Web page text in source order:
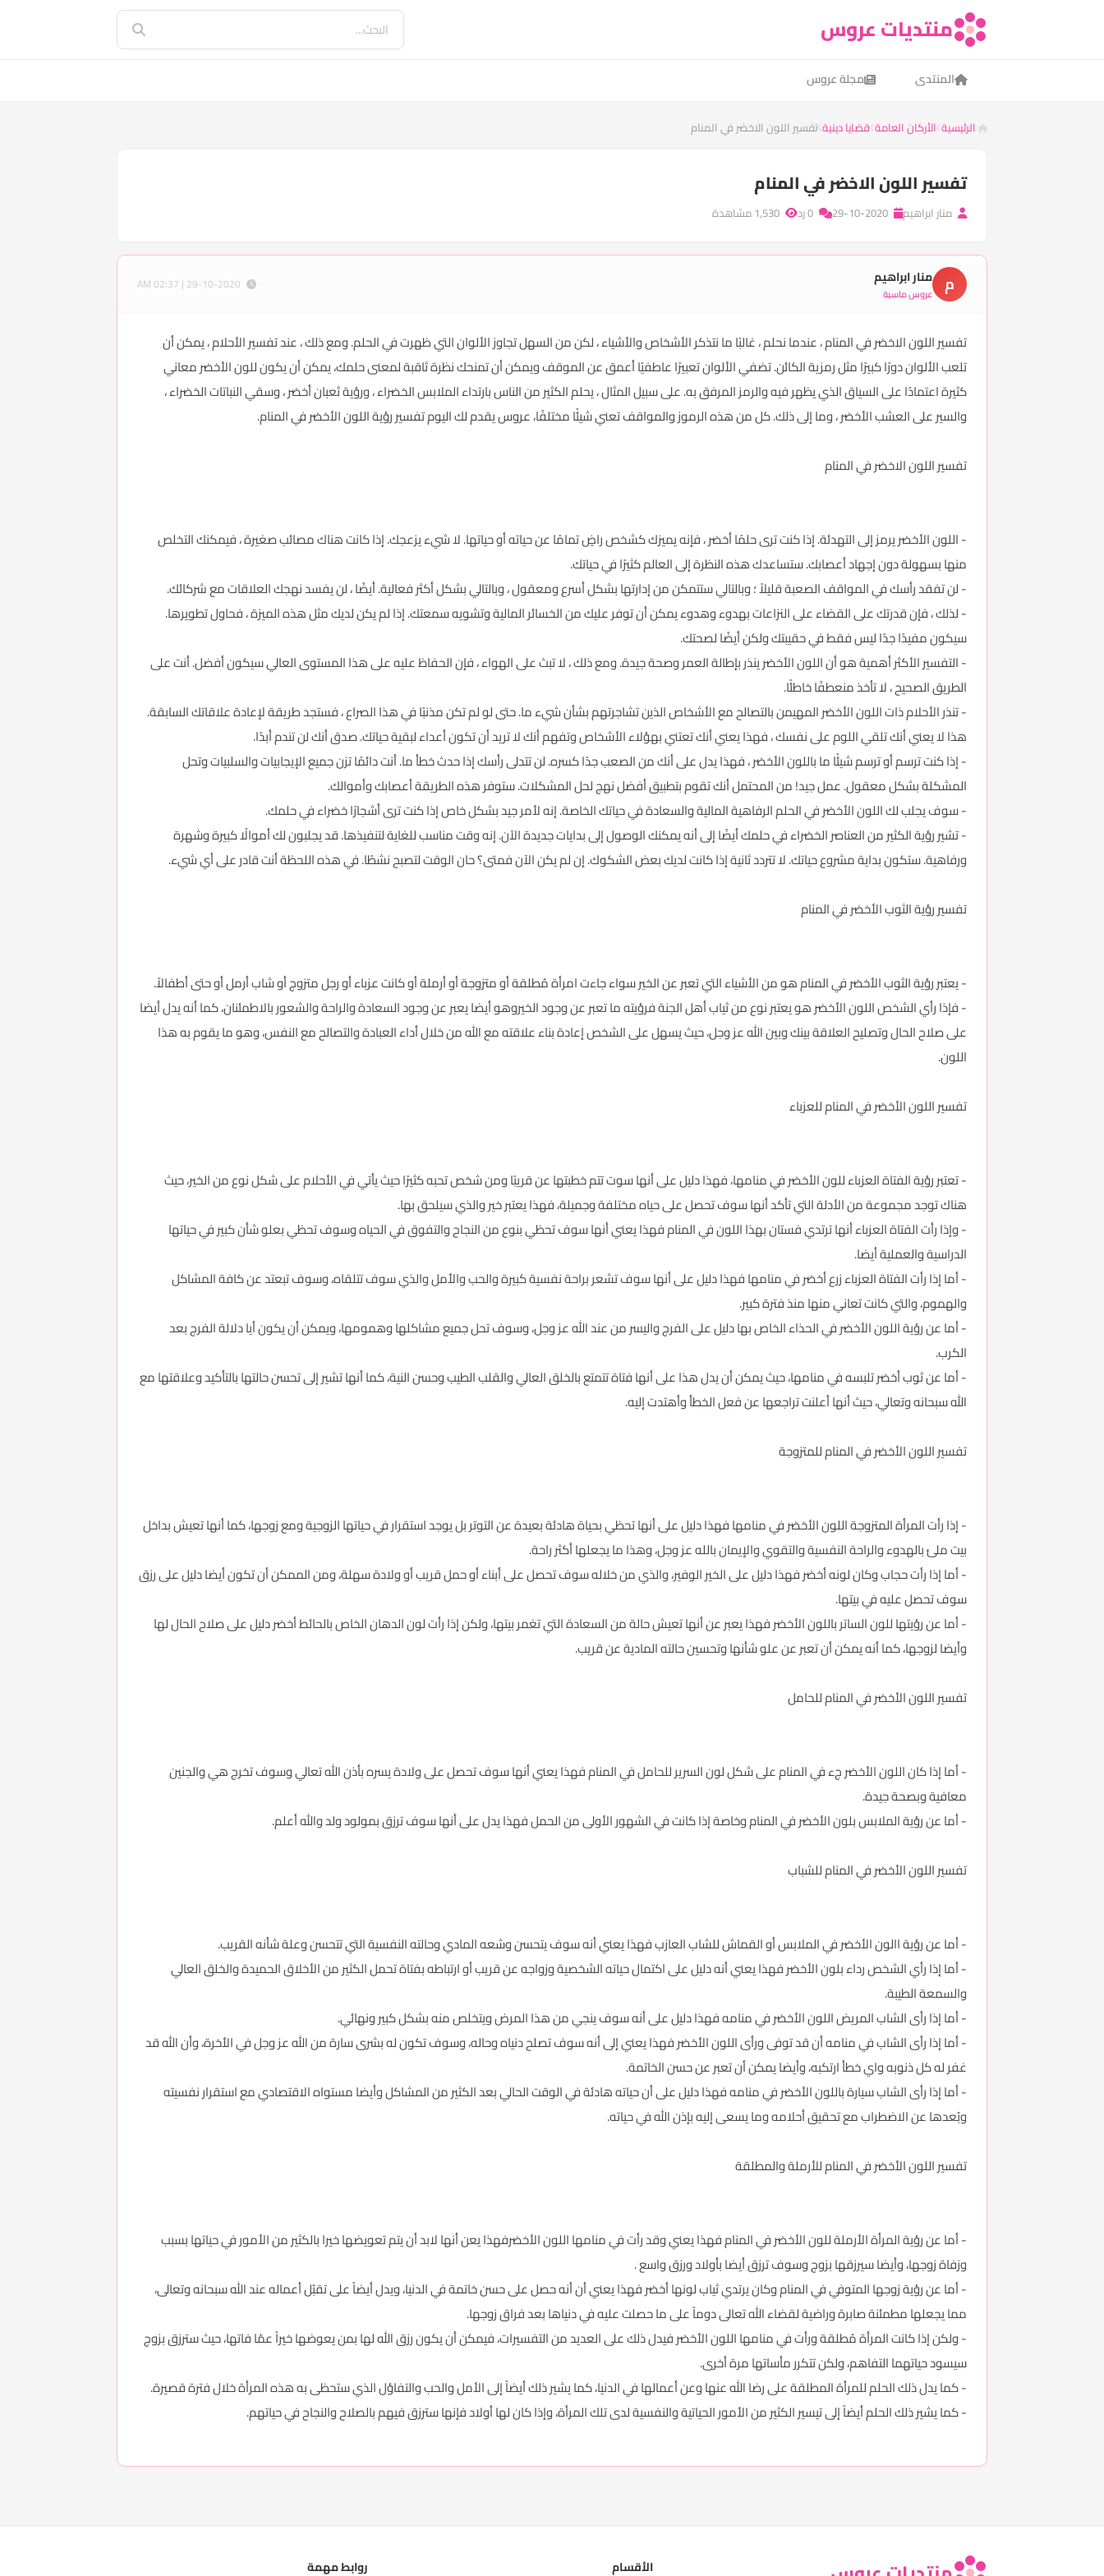
منتديات عروس
المنتدى مجلة عروس
الرئيسية الأركان العامة قضايا دينية تفسير اللون الاخضر في المنام
تفسير اللون الاخضر في المنام
منار ابراهيم
م منار ابراهيم
عروس ماسية
تفسير اللون الاخضر في المنام ، عندما نحلم ، غالبًا ما نتذكر الأشخاص والأشياء ، لكن من السهل تجاوز الألوان التي ظهرت في الحلم. ومع ذلك ، عند تفسير الأحلام ، يمكن أن
تلعب الألوان دورًا كبيرًا مثل رمزية الكائن. تضفي الألوان تعبيرًا عاطفيًا أعمق عن الموقف ويمكن أن تمنحك نظرة ثاقبة لمعنى حلمك، يمكن أن يكون للون الأخضر معاني
كثيرة اعتمادًا على السياق الذي يظهر فيه والرمز المرفق به. على سبيل المثال ، يحلم الكثير من الناس بارتداء الملابس الخضراء ، ورؤية ثعبان أخضر ، وسقي النباتات الخضراء ،
والسير على العشب الأخضر ، وما إلى ذلك. كل من هذه الرموز والمواقف تعني شيئًا مختلفًا، عروس يقدم لك اليوم تفسير رؤية اللون الأخضر في المنام.
تفسير اللون الاخضر في المنام
- اللون الأخضر يرمز إلى التهدئة. إذا كنت ترى حلمًا أخضر ، فإنه يميزك كشخص راضٍ تمامًا عن حياته أو حياتها. لا شيء يزعجك. إذا كانت هناك مصائب صغيرة ، فيمكنك التخلص
منها بسهولة دون إجهاد أعصابك. ستساعدك هذه النظرة إلى العالم كثيرًا في حياتك.
- لن تفقد رأسك في المواقف الصعبة قليلاً ؛ وبالتالي ستتمكن من إدارتها بشكل أسرع ومعقول ، وبالتالي بشكل أكثر فعالية. أيضًا ، لن يفسد نهجك العلاقات مع شركائك.
- لذلك ، فإن قدرتك على القضاء على النزاعات بهدوء وهدوء يمكن أن توفر عليك من الخسائر المالية وتشويه سمعتك. إذا لم يكن لديك مثل هذه الميزة ، فحاول تطويرها.
سيكون مفيدًا جدًا ليس فقط في حقيبتك ولكن أيضًا لصحتك.
- التفسير الأكثر أهمية هو أن اللون الأخضر ينذر بإطالة العمر وصحة جيدة. ومع ذلك ، لا تبث على الهواء ، فإن الحفاظ عليه على هذا المستوى العالي سيكون أفضل. أنت على
الطريق الصحيح ، لا تأخذ منعطفًا خاطئًا.
- تنذر الأحلام ذات اللون الأخضر المهيمن بالتصالح مع الأشخاص الذين تشاجرتهم بشأن شيء ما. حتى لو لم تكن مذنبًا في هذا الصراع ، فستجد طريقة لإعادة علاقاتك السابقة.
هذا لا يعني أنك تلقي اللوم على نفسك ، فهذا يعني أنك تعتني بهؤلاء الأشخاص وتفهم أنك لا تريد أن تكون أعداء لبقية حياتك. صدق أنك لن تندم أبدًا.
- إذا كنت ترسم أو ترسم شيئًا ما باللون الأخضر ، فهذا يدل على أنك من الصعب جدًا كسره. لن تتدلى رأسك إذا حدث خطأ ما. أنت دائمًا تزن جميع الإيجابيات والسلبيات وتحل
المشكلة بشكل معقول. عمل جيد! من المحتمل أنك تقوم بتطبيق أفضل نهج لحل المشكلات. ستوفر هذه الطريقة أعصابك وأموالك.
- سوف يجلب لك اللون الأخضر في الحلم الرفاهية المالية والسعادة في حياتك الخاصة. إنه لأمر جيد بشكل خاص إذا كنت ترى أشجارًا خضراء في حلمك.
- تشير رؤية الكثير من العناصر الخضراء في حلمك أيضًا إلى أنه يمكنك الوصول إلى بدايات جديدة الآن. إنه وقت مناسب للغاية لتنفيذها. قد يجلبون لك أموالًا كبيرة وشهرة
ورفاهية. ستكون بداية مشروع حياتك. لا تتردد ثانية إذا كانت لديك بعض الشكوك. إن لم يكن الآن فمتى؟ حان الوقت لتصبح نشطًا. في هذه اللحظة أنت قادر على أي شيء.
تفسير رؤية الثوب الأخضر في المنام
- يعتبر رؤية الثوب الأخضر في المنام هو من الأشياء التي تعبر عن الخير سواء جاءت امرأة مُطلقة أو متزوجة أو أرملة أو كانت عزباء أو رجل متزوج أو شاب أرمل أو حتى أطفالاً.
- فإذا رأي الشخص اللون الأخضر هو يعتبر نوع من ثياب أهل الجنة فرؤيته ما تعبر عن وجود الخيروهو أيضا يعبر عن وجود السعادة والراحة والشعور بالاطمئنان، كما أنه يدل أيضا
على صلاح الحال وتصليح العلاقة بينك وبين الله عز وجل، حيث يسهل على الشخص إعادة بناء علاقته مع الله من خلال أداء العبادة والتصالح مع النفس، وهو ما يقوم به هذا
اللون.
تفسير اللون الأخضر في المنام للعزباء
- تعتبر رؤية الفتاة العزباء للون الأخضر في منامها، فهذا دليل على أنها سوت تتم خطبتها عن قريبًا ومن شخص تحبه كثيرًا حيث يأتي في الأحلام على شكل نوع من الخير، حيث
هناك توجد مجموعة من الأدلة التي تأكد أنها سوف تحصل على حياه مختلفة وجميلة، فهذا يعتبر خير والذي سيلحق بها.
- وإذا رأت الفتاة العزباء أنها ترتدي فستان بهذا اللون في المنام فهذا يعني أنها سوف تحظي بنوع من النجاح والتفوق في الحياه وسوف تحظي بعلو شأن كبير في حياتها
الدراسية والعملية أيضا.
- أما إذا رأت الفتاة العزباء زرع أخضر في منامها فهذا دليل على أنها سوف تشعر براحة نفسية كبيرة والحب والأمل والذي سوف تتلقاه، وسوف تبعتد عن كافة المشاكل
والهموم، والتي كانت تعاني منها منذ فترة كبير.
- أما عن رؤية اللون الأخضر في الحذاء الخاص بها دليل على الفرج واليسر من عند الله عز وجل، وسوف تحل جميع مشاكلها وهمومها، ويمكن أن يكون أيا دلالة الفرج بعد
الكرب.
- أما عن ثوب أخضر تلبسه في منامها، حيث يمكن أن يدل هذا على أنها فتاة تتمتع بالخلق العالي والقلب الطيب وحسن النية، كما أنها تشير إلى تحسن حالتها بالتأكيد وعلاقتها مع
الله سبحانه وتعالي، حيث أنها أعلنت تراجعها عن فعل الخطأ وأهتدت إليه.
تفسير اللون الأخضر في المنام للمتزوجة
- إذا رأت المرأة المتزوجة اللون الأخضر في منامها فهذا دليل على أنها تحظي بحياة هادئة بعيدة عن التوتر بل يوجد استقرار في حياتها الزوجية ومع زوجها، كما أنها تعيش بداخل
بيت ملئ بالهدوء والراحة النفسية والتقوي والإيمان بالله عز وجل، وهذا ما يجعلها أكثر راحة.
- أما إذا رأت حجاب وكان لونه أخضر فهذا دليل على الخير الوفير، والذي من خلاله سوف تحصل على أبناء أو حمل قريب أو ولادة سهلة، ومن الممكن أن تكون أيضا دليل على رزق
سوف تحصل عليه في بيتها.
- أما عن رؤيتها للون الساتر باللون الأخضر فهذا يعبر عن أنها تعيش حالة من السعادة التي تغمر بيتها، ولكن إذا رأت لون الدهان الخاص بالحائط أخضر دليل على صلاح الحال لها
وأيضا لزوجها، كما أنه يمكن أن تعبر عن علو شأنها وتحسين حالته المادية عن قريب.
تفسير اللون الأخضر في المنام للحامل
- أما إذا كان اللون الأخضر جء في المنام على شكل لون السرير للحامل في المنام فهذا يعني أنها سوف تحصل على ولادة يسره بأذن الله تعالي وسوف تخرج هي والجنين
معافية وبصحة جيدة.
- أما عن رؤية الملابس بلون الأخضر في المنام وخاصة إذا كانت في الشهور الأولى من الحمل فهذا يدل على أنها سوف ترزق بمولود ولد والله أعلم.
تفسير اللون الأخضر في المنام للشباب
- أما عن رؤية االون الأخضر في الملابس أو القماش للشاب العازب فهذا يعني أنه سوف يتحسن وشعه المادي وحالته النفسية التي تتحسن وعلة شأنه القريب.
- أما إذا رأي الشخص رداء بلون الأخضر فهذا يعني أنه دليل على اكتمال حياته الشخصية وزواجه عن قريب أو ارتباطه بفتاة تحمل الكثير من الأخلاق الحميدة والخلق العالي
والسمعة الطيبة.
- أما إذا رأى الشاب المريض اللون الأخضر في منامه فهذا دليل على أنه سوف ينجي من هذا المرض ويتخلص منه بشكل كبير ونهائي.
- أما إذا رأى الشاب في منامه أن قد توفى ورأى اللون الأخضر فهذا يعني إلى أنه سوف تصلح دنياه وحاله، وسوف تكون له بشرى سارة من الله عز وجل في الأخرة، وأن الله قد
غفر له كل ذنوبه واي خطأ ارتكبه، وأيضا يمكن أن تعبر عن حسن الخاتمة.
- أما إذا رأى الشاب سيارة باللون الأخضر في منامه فهذا دليل على أن حياته هادئة في الوقت الحالي بعد الكثير من المشاكل وأيضا مستواه الاقتصادي مع استقرار نفسيته
وبُعدها عن الاضطراب مع تحقيق أحلامه وما يسعى إليه بإذن الله في حياته.
تفسير اللون الأخضر في المنام للأرملة والمطلقة
- أما عن رؤية المرأة الأرملة للون الأخضر في المنام فهذا يعني وقد رأت في منامها اللون الأخضرفهذا يعن أنها لابد أن يتم تعويضها خيرا بالكثير من الأمور في حياتها بسبب
وزفاة زوجها، وأيضا سيرزقها بزوج وسوف ترزق أيضا بأولاد ورزق واسع .
- أما عن رؤية زوجها المتوفي في المنام وكان يرتدي ثياب لونها أخضر فهذا يعني أن أنه حصل على حسن خاتمة في الدنيا، ويدل أيضاً على تقبُل أعماله عند الله سبحانه وتعالى،
مما يجعلها مطمئنة صابرة وراضية لقضاء الله تعالى دوماً على ما حصلت عليه في دنياها بعد فراق زوجها.
- ولكن إذا كانت المرأة مُطلقة ورأت في منامها اللون الأخضر فيدل ذلك على العديد من التفسيرات، فيمكن أن يكون رزق الله لها بمن يعوضها خيراً عمّا فاتها، حيث سترزق بزوج
سيسود حياتهما التفاهم، ولكن تتكرر مأساتها مرة أخرى.
- كما يدل ذلك الحلم للمرأة المطلقة على رضا الله عنها وعن أعمالها في الدنيا، كما يشير ذلك أيضاً إلى الأمل والحب والتفاؤل الذي ستحظى به هذه المرأة خلال فترة قصيرة.
- كما يشير ذلك الحلم أيضاً إلى تيسير الكثير من الأمور الحياتية والنفسية لدى تلك المرأة، وإذا كان لها أولاد فإنها سترزق فيهم بالصلاح والنجاح في حياتهم.
الأقسام روابط مهمة